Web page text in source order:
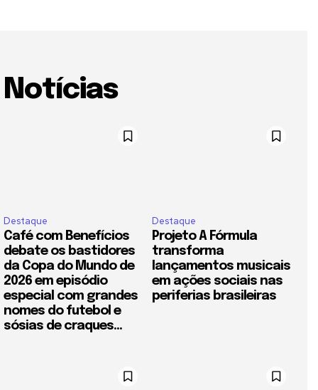
Notícias
Destaque
Café com Benefícios
debate os bastidores
da Copa do Mundo de
2026 em episódio
especial com grandes
nomes do futebol e
sósias de craques...
Destaque
Projeto A Fórmula
transforma
lançamentos musicais
em ações sociais nas
periferias brasileiras